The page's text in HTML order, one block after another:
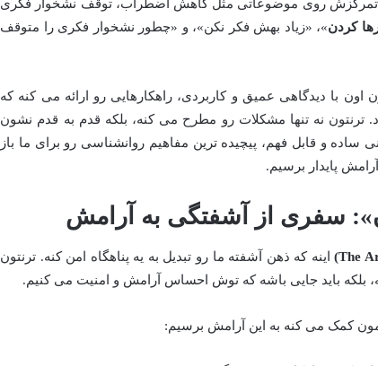
تمرکزش روی موضوعاتی مثل کاهش اضطراب، توقف نشخوار فکری
کردن»، «زیاد بهش فکر نکن»، و «چطور نشخوار فکری را متوقف
با دیدگاهی عمیق و کاربردی، راهکارهایی رو ارائه می کنه که
ترنتون نه تنها مشکلات رو مطرح می کنه، بلکه قدم به قدم نشون
و قابل فهم، پیچیده ترین مفاهیم روانشناسی رو برای ما باز
پایدار برسیم.
سفری از آشفتگی به آرامش
اینه که ذهن آشفته ما رو تبدیل به یه پناهگاه امن کنه. ترنتون
بلکه باید جایی باشه که توش احساس آرامش و امنیت می کنیم.
کمک می کنه به این آرامش برسیم: